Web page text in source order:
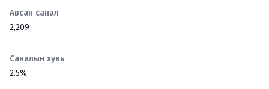
Авсан санал
2,209
Саналын хувь
2.5%